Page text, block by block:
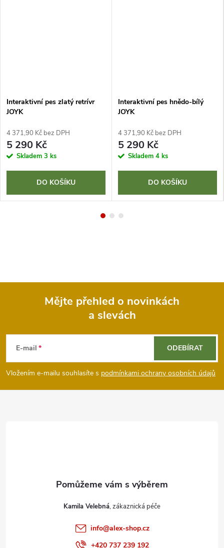
Interaktivní pes zlatý retrívr
JOYK
4 371,90 Kč bez DPH
5 290 Kč
Skladem 3 ks
DO KOŠÍKU
Interaktivní pes hnědo-bílý
JOYK
4 371,90 Kč bez DPH
5 290 Kč
Skladem 4 ks
DO KOŠÍKU
p
Mějte přehled o novinkách
a slevách
E-mail
Vložením e-mailu souhlasíte s podmínkami ochrany osobních údajů
ODEBÍRAT
Kamila Velebná
info@alex-shop.cz
+420 737 239 192